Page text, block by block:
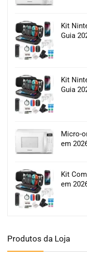
Kit
Guia
Kit
Guia
Micro-
em
Kit
em
Produtos da Loja